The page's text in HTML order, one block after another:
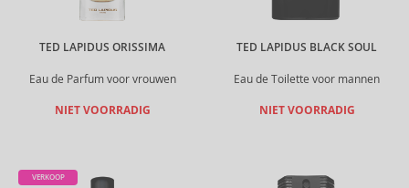
TED LAPIDUS ORISSIMA
Eau de Parfum voor vrouwen
NIET VOORRADIG
TED LAPIDUS BLACK SOUL
Eau de Toilette voor mannen
NIET VOORRADIG
VERKOOP